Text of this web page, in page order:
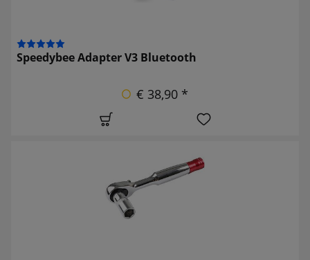
Speedybee Adapter V3 Bluetooth
€ 38,90 *